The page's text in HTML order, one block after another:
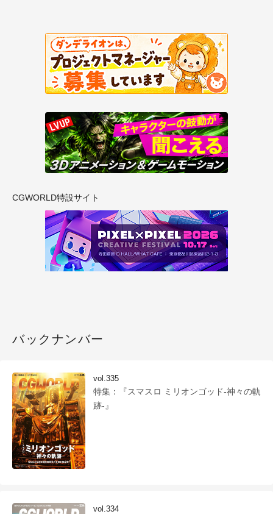
CGWORLD特設サイト
バックナンバー
vol.335
特集：『スマスロ ミリオンゴッド-神々の軌
跡-』
vol.334